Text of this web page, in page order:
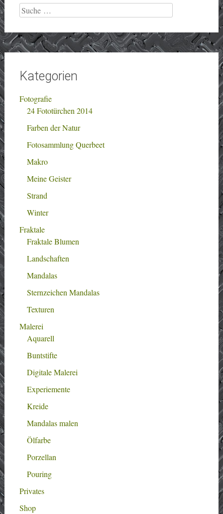
Suche
nach:
Kategorien
Fotografie
24 Fototürchen 2014
Farben der Natur
Fotosammlung Querbeet
Makro
Meine Geister
Strand
Winter
Fraktale
Fraktale Blumen
Landschaften
Mandalas
Sternzeichen Mandalas
Texturen
Malerei
Aquarell
Buntstifte
Digitale Malerei
Experiemente
Kreide
Mandalas malen
Ölfarbe
Porzellan
Pouring
Privates
Shop